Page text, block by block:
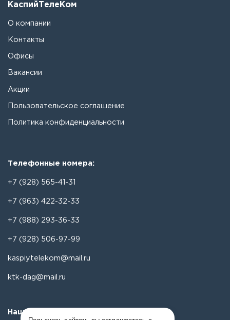
КаспийТелеКом
О компании
Контакты
Офисы
Вакансии
Акции
Пользовательское соглашение
Политика конфиденциальности
Телефонные номера:
+7 (928) 565-41-31
+7 (963) 422-32-33
+7 (988) 293-36-33
+7 (928) 506-97-99
kaspiytelekom@mail.ru
ktk-dag@mail.ru
Наши соц. сети: